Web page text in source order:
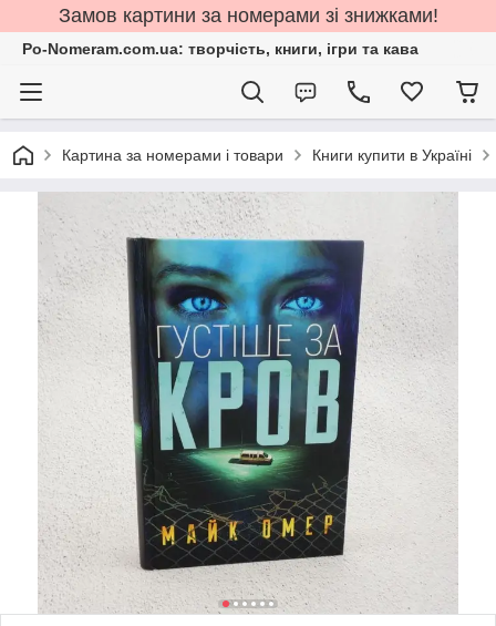
Замов картини за номерами зі знижками!
Po-Nomeram.com.ua: творчість, книги, ігри та кава
Картина за номерами і товари Книги купити в Україні